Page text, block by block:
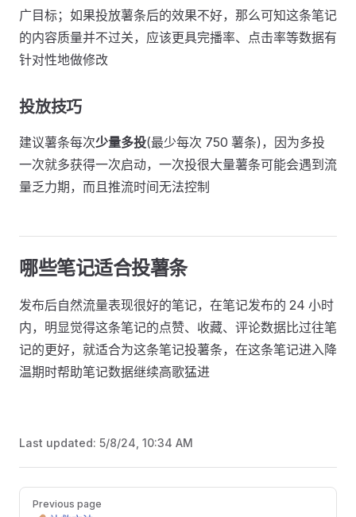
广目标；如果投放薯条后的效果不好，那么可知这条笔记
的内容质量并不过关，应该更具完播率、点击率等数据有
针对性地做修改
投放技巧
建议薯条每次少量多投(最少每次 750 薯条)，因为多投
一次就多获得一次启动，一次投很大量薯条可能会遇到流
量乏力期，而且推流时间无法控制
哪些笔记适合投薯条
发布后自然流量表现很好的笔记，在笔记发布的 24 小时
内，明显觉得这条笔记的点赞、收藏、评论数据比过往笔
记的更好，就适合为这条笔记投薯条，在这条笔记进入降
温期时帮助笔记数据继续高歌猛进
Last updated: 5/8/24, 10:34 AM
Pager
Previous page